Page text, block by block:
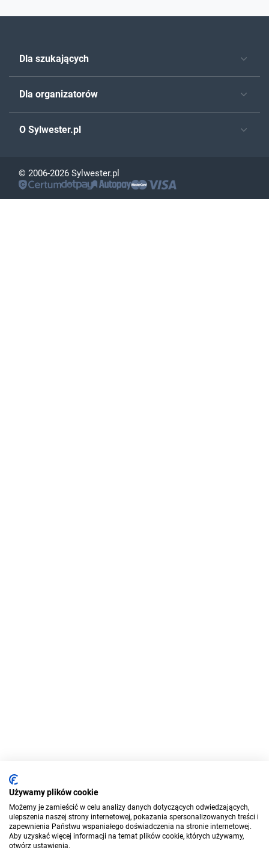
Dla szukających
Dla organizatorów
O Sylwester.pl
© 2006-2026 Sylwester.pl
Używamy plików cookie
Możemy je zamieścić w celu analizy danych dotyczących odwiedzających,
ulepszenia naszej strony internetowej, pokazania spersonalizowanych treści i
zapewnienia Państwu wspaniałego doświadczenia na stronie internetowej.
Aby uzyskać więcej informacji na temat plików cookie, których używamy,
otwórz ustawienia.